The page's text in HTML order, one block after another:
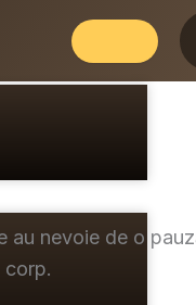
au nevoie de o
corp.